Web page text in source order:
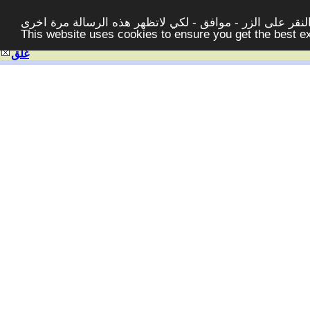
على الزر - موافق - لكي لاتظهر هذه الرسالة مرة اخرى -
This website uses cookies to ensure you get the best
غلق